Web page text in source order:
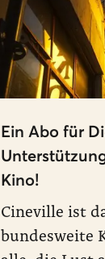
Ein Abo für
Kino!
Cineville ist
bundesweite